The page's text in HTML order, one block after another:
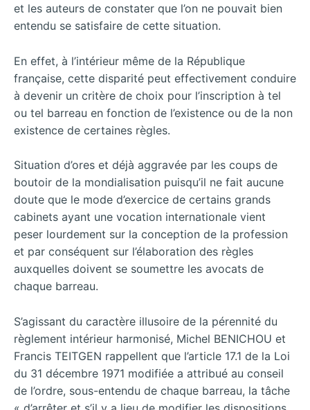
et les auteurs de constater que l’on ne pouvait bien
entendu se satisfaire de cette situation.
En effet, à l’intérieur même de la République
française, cette disparité peut effectivement conduire
à devenir un critère de choix pour l’inscription à tel
ou tel barreau en fonction de l’existence ou de la non
existence de certaines règles.
Situation d’ores et déjà aggravée par les coups de
boutoir de la mondialisation puisqu’il ne fait aucune
doute que le mode d’exercice de certains grands
cabinets ayant une vocation internationale vient
peser lourdement sur la conception de la profession
et par conséquent sur l’élaboration des règles
auxquelles doivent se soumettre les avocats de
chaque barreau.
S’agissant du caractère illusoire de la pérennité du
règlement intérieur harmonisé, Michel BENICHOU et
Francis TEITGEN rappellent que l’article 17.1 de la Loi
du 31 décembre 1971 modifiée a attribué au conseil
de l’ordre, sous-entendu de chaque barreau, la tâche